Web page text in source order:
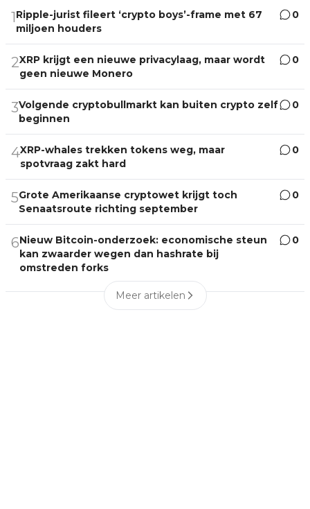
1Ripple-jurist fileert ‘crypto boys’-frame met 67
miljoen houders
0
2XRP krijgt een nieuwe privacylaag, maar wordt
geen nieuwe Monero
0
3Volgende cryptobullmarkt kan buiten crypto zelf
beginnen
0
4XRP-whales trekken tokens weg, maar
spotvraag zakt hard
0
5Grote Amerikaanse cryptowet krijgt toch
Senaatsroute richting september
0
6Nieuw Bitcoin-onderzoek: economische steun
kan zwaarder wegen dan hashrate bij
omstreden forks
0
Meer artikelen